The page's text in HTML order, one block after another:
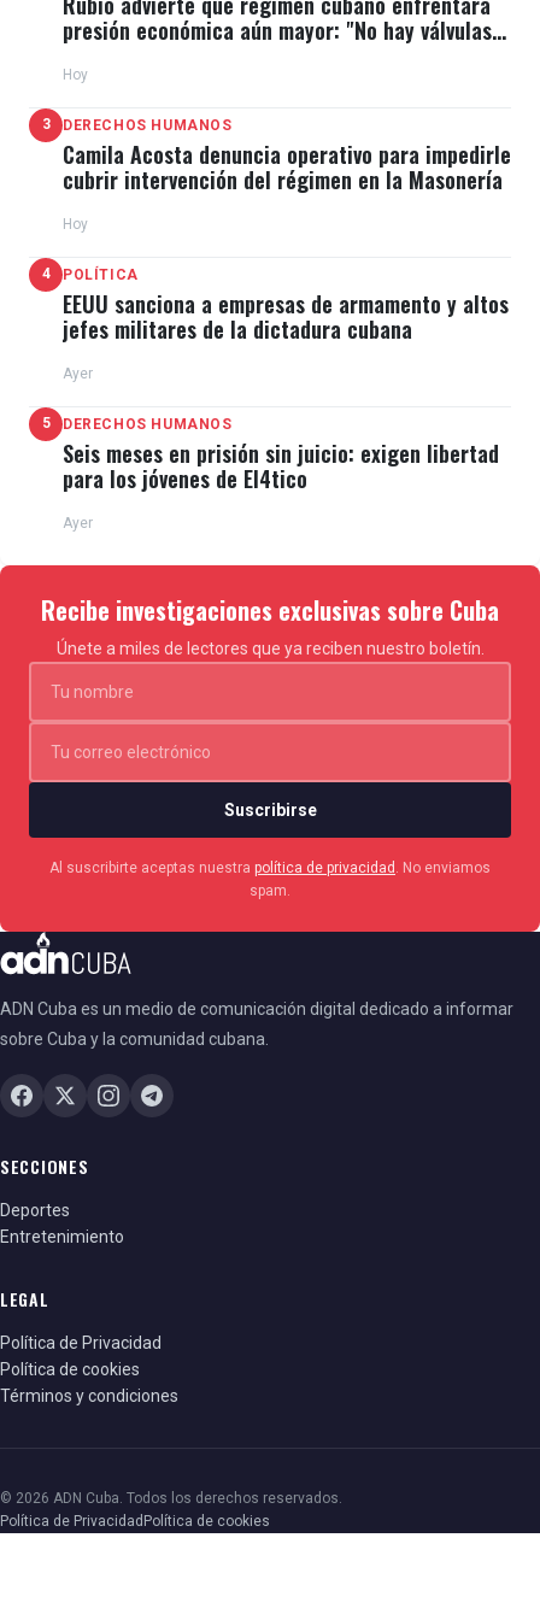
recinto más grande de Caracascon sus mejores
éxitos como
muchas otras y expresó grandes palabras de
agradecimiento para los que se encontraban
presentes. La famosa también recordó que en sus
inicios pisó ese escenario y el calor y amor de la
gente la marcó por completo para emprender en su
carrrera.
La reguetonera colombiana es una de las mujeres
más poderosas de la industria musical en la
actualidad, y tras grandes logros, también fue
reconocida como la “Mujer del año” por la revista
Billboard
presión económica aún mayor: "No hay válvulas
Hoy
3 DERECHOS HUMANOS
Camila Acosta denuncia operativo para impedirle
cubrir intervención del régimen en la Masonería
Hoy
4 POLÍTICA
EEUU sanciona a empresas de armamento y altos
jefes militares de la dictadura cubana
Ayer
5 DERECHOS HUMANOS
Seis meses en prisión sin juicio: exigen libertad
para los jóvenes de El4tico
Ayer
Recibe investigaciones exclusivas sobre Cuba
Únete a miles de lectores que ya reciben nuestro boletín.
Suscribirse
Al suscribirte aceptas nuestra política de privacidad
. No enviamos
spam.
ADN Cuba es un medio de comunicación digital dedicado a informar
sobre Cuba y la comunidad cubana.
SECCIONES
Deportes
Entretenimiento
LEGAL
Política de Privacidad
Política de cookies
Términos y condiciones
© 2026 ADN Cuba. Todos los derechos reservados.
Política de Privacidad Política de cookies